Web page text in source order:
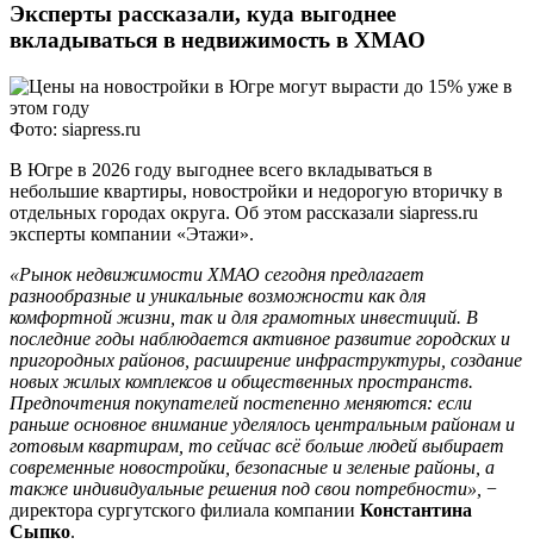
Эксперты рассказали, куда выгоднее
вкладываться в недвижимость в ХМАО
Фото: siapress.ru
В Югре в 2026 году выгоднее всего вкладываться в
небольшие квартиры, новостройки и недорогую вторичку в
отдельных городах округа. Об этом рассказали siapress.ru
эксперты компании «Этажи».
«Рынок недвижимости ХМАО сегодня предлагает
разнообразные и уникальные возможности как для
комфортной жизни, так и для грамотных инвестиций. В
последние годы наблюдается активное развитие городских и
пригородных районов, расширение инфраструктуры, создание
новых жилых комплексов и общественных пространств.
Предпочтения покупателей постепенно меняются: если
раньше основное внимание уделялось центральным районам и
готовым квартирам, то сейчас всё больше людей выбирает
современные новостройки, безопасные и зеленые районы, а
также индивидуальные решения под свои потребности», −
директора сургутского филиала компании Константина
Сыпко.